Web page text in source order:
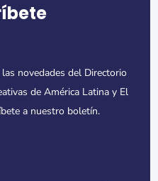
novedades del Directorio
de América Latina y El
a nuestro boletín.